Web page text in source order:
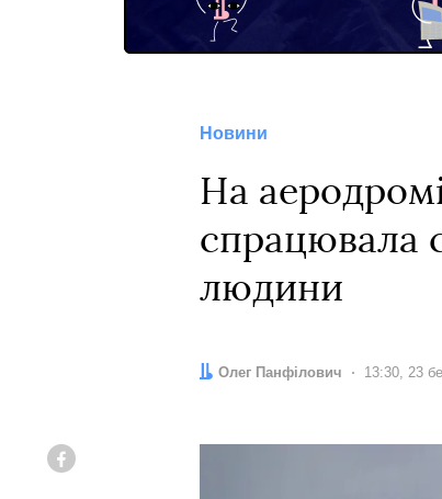
Новини
На
спрацювала
людини
Автор:
Олег Панфілович Дата:
13:30, 23